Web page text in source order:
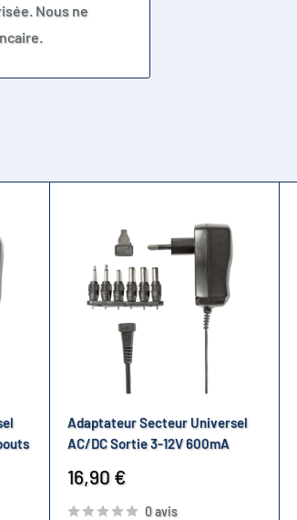
Nous ne
Adaptateur Secteur Universel
AC/DC Sortie 3-12V 600mA
Prix
réduit
16,90 €
0 avis